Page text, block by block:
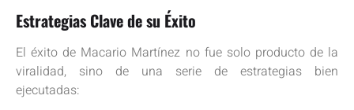
Estrategias Clave de su Éxito
El éxito de Macario Martínez no fue solo producto de la
viralidad, sino de una serie de estrategias bien
ejecutadas: